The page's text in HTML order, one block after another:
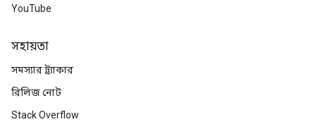
YouTube
সহায়তা
সমস্যার ট্র্যাকার
রিলিজ নোট
Stack Overflow